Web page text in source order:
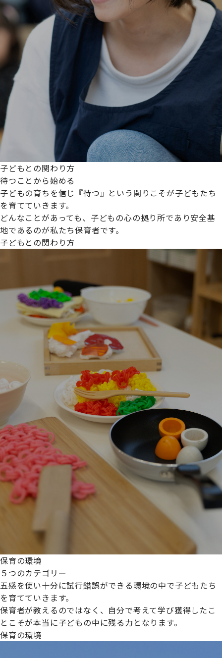
子どもとの関わり方
待つことから始める
子どもの育ちを信じ『待つ』という関りこそが子どもたち
を育てていきます。
どんなことがあっても、子どもの心の拠り所であり安全基
地であるのが私たち保育者です。
子どもとの関わり方
保育の環境
５つのカテゴリー
五感を使い十分に試行錯誤ができる環境の中で子どもたち
を育てていきます。
保育者が教えるのではなく、自分で考えて学び獲得したこ
とこそが本当に子どもの中に残る力となります。
保育の環境